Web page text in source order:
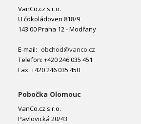
VanCo.cz s.r.o.
U čokoládoven 818/9
143 00 Praha 12 - Modřany
E-mail: obchod@vanco.cz
Telefon: +420 246 035 451
Fax: +420 246 035 450
Pobočka Olomouc
VanCo.cz s.r.o.
Pavlovická 20/43